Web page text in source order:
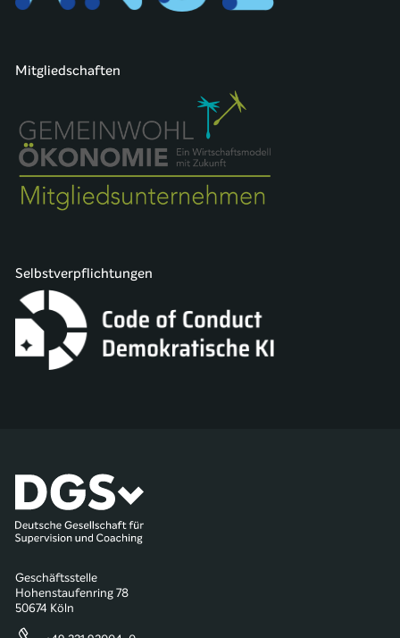
Mitgliedschaften
Selbstverpflichtungen
Geschäftsstelle
Hohenstaufenring 78
50674 Köln